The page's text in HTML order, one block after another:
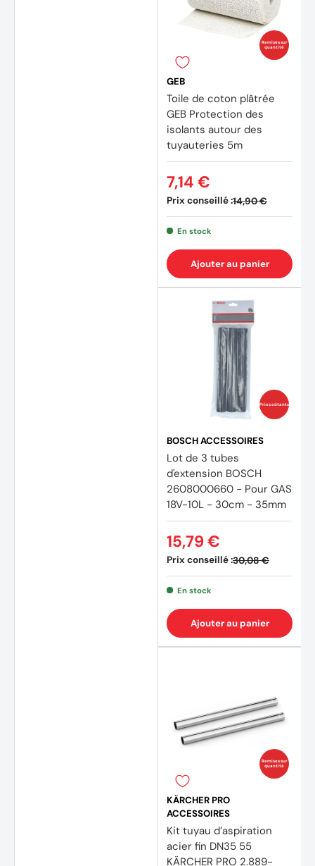
Remises sur
quantité
GEB
Toile de coton plâtrée
GEB Protection des
isolants autour des
tuyauteries 5m
Prix conseillé :14,90 €
7,14 €
En stock
Ajouter au panier
Prix coûtants
BOSCH ACCESSOIRES
Lot de 3 tubes
d'extension BOSCH
2608000660 - Pour GAS
18V-10L - 30cm - 35mm
Prix conseillé :30,08 €
15,79 €
En stock
Ajouter au panier
Remises sur
quantité
KÄRCHER PRO
ACCESSOIRES
Kit tuyau d’aspiration
acier fin DN35 55
KÄRCHER PRO 2.889-